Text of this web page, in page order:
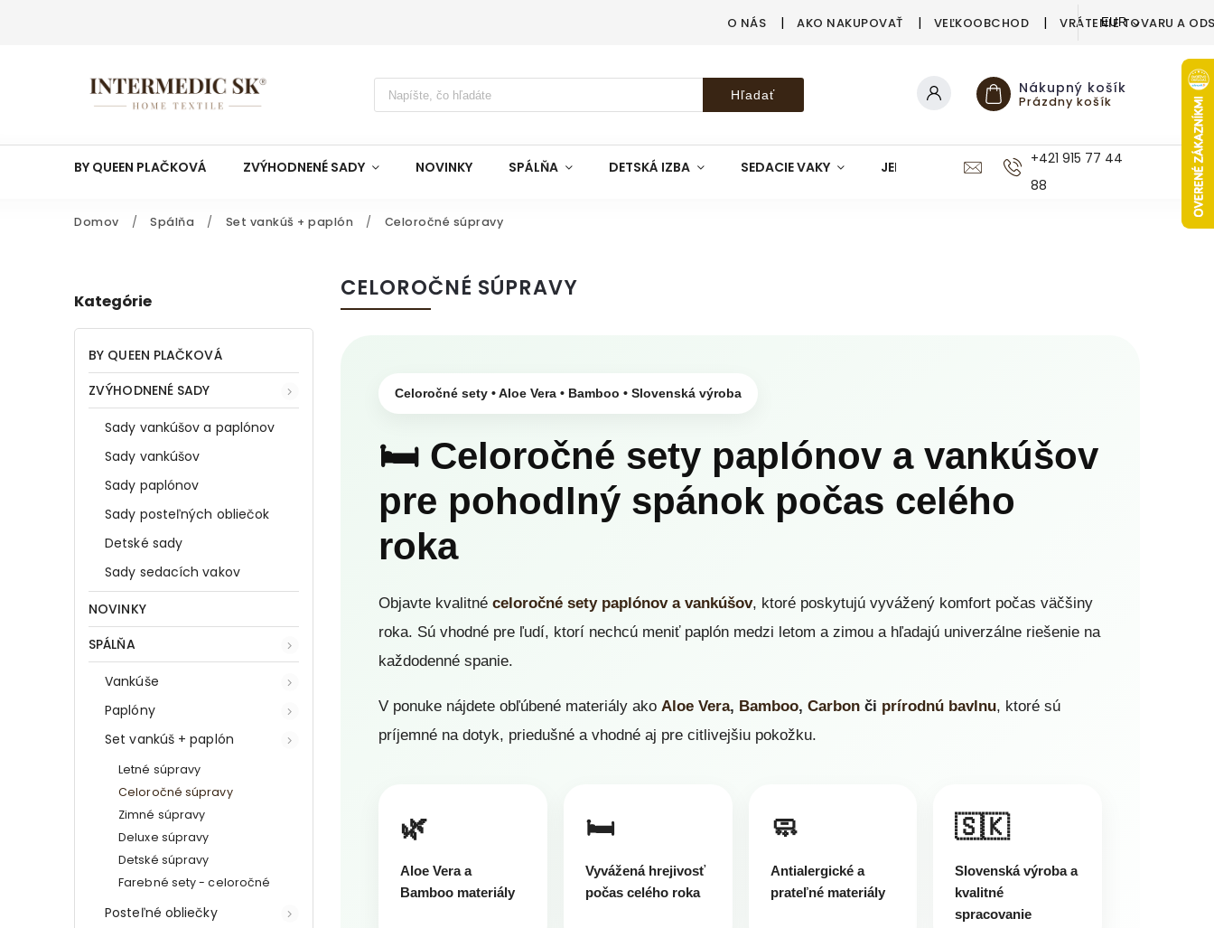
O NÁS AKO NAKUPOVAŤ VEĽKOOBCHOD VRÁTENIE TOVARU A
EUR
Hľadať Nákupný košík
Prázdny košík
BY QUEEN PLAČKOVÁ ZVÝHODNENÉ SADY NOVINKY SPÁLŇA DETSKÁ IZBA SEDACIE VAKY JEDÁLEŇ KUCHYŇA KÚPEĽŇA
+421 915 77 44
88
Domov / Spálňa / Set vankúš + paplón / Celoročné súpravy
Kategórie
BY QUEEN PLAČKOVÁ
ZVÝHODNENÉ SADY
Sady vankúšov a paplónov
Sady vankúšov
Sady paplónov
Sady posteľných obliečok
Detské sady
Sady sedacích vakov
NOVINKY
SPÁLŇA
Vankúše
Paplóny
Set vankúš + paplón
Letné súpravy
Celoročné súpravy
Zimné súpravy
Deluxe súpravy
Detské súpravy
Farebné sety - celoročné
Posteľné obliečky
CELOROČNÉ SÚPRAVY
Celoročné sety • Aloe Vera • Bamboo • Slovenská výroba
🛏️ Celoročné sety paplónov a vankúšov
pre pohodlný spánok počas celého
roka
Objavte kvalitné celoročné sety paplónov a vankúšov, ktoré poskytujú vyvážený komfort počas väčšiny
roka. Sú vhodné pre ľudí, ktorí nechcú meniť paplón medzi letom a zimou a hľadajú univerzálne riešenie na
každodenné spanie.
V ponuke nájdete obľúbené materiály ako Aloe Vera, Bamboo, Carbon či prírodnú bavlnu, ktoré sú
príjemné na dotyk, priedušné a vhodné aj pre citlivejšiu pokožku.
🌿
Aloe Vera a
Bamboo materiály
🛏️
Vyvážená hrejivosť
počas celého roka
🧼
Antialergické a
prateľné materiály
🇸🇰
Slovenská výroba a
kvalitné
spracovanie